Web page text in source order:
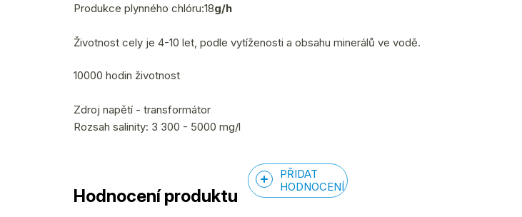
Produkce plynného chlóru:18g/h
Životnost cely je 4-10 let, podle vytíženosti a obsahu minerálů ve vodě.
10000 hodin životnost
Zdroj napětí - transformátor
Rozsah salinity: 3 300 - 5000 mg/l
Hodnocení produktu
PŘIDAT
HODNOCENÍ